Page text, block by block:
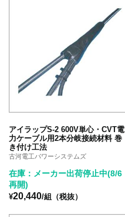
アイラップS-2 600V単心・CVT電
力ケーブル用2本分岐接続材料 巻
き付け工法
古河電工パワーシステムズ
在庫：メーカー出荷停止中(8/6
再開)
¥20,440/組（税抜）